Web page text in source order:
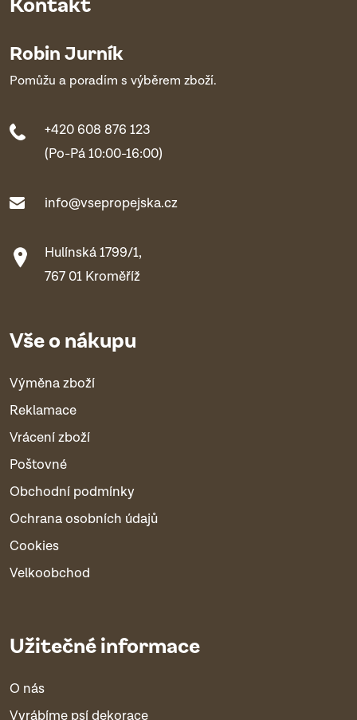
Robin Jurník
Pomůžu a poradím s výběrem zboží.
+420 608 876 123
(Po-Pá 10:00-16:00)
info@vsepropejska.cz
Hulínská 1799/1,
767 01 Kroměříž
Vše o nákupu
Výměna zboží
Reklamace
Vrácení zboží
Poštovné
Obchodní podmínky
Ochrana osobních údajů
Cookies
Velkoobchod
Užitečné informace
O nás
Vyrábíme psí dekorace